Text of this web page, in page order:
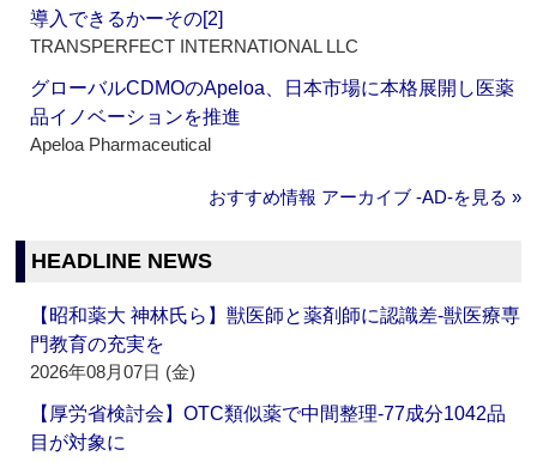
導入できるかーその[2]
TRANSPERFECT INTERNATIONAL LLC
グローバルCDMOのApeloa、日本市場に本格展開し医薬
品イノベーションを推進
Apeloa Pharmaceutical
おすすめ情報 アーカイブ ‐AD‐を見る »
HEADLINE NEWS
【昭和薬大 神林氏ら】獣医師と薬剤師に認識差‐獣医療専
門教育の充実を
2026年08月07日 (金)
【厚労省検討会】OTC類似薬で中間整理‐77成分1042品
目が対象に